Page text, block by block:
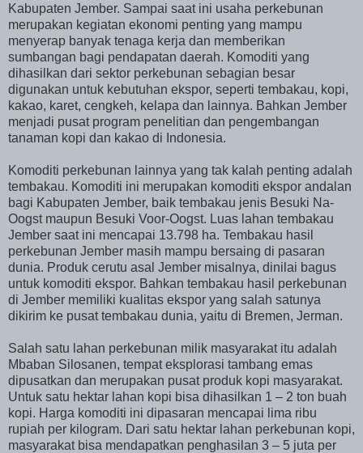
Kabupaten Jember. Sampai saat ini usaha perkebunan
merupakan kegiatan ekonomi penting yang mampu
menyerap banyak tenaga kerja dan memberikan
sumbangan bagi pendapatan daerah. Komoditi yang
dihasilkan dari sektor perkebunan sebagian besar
digunakan untuk kebutuhan ekspor, seperti tembakau, kopi,
kakao, karet, cengkeh, kelapa dan lainnya. Bahkan Jember
menjadi pusat program penelitian dan pengembangan
tanaman kopi dan kakao di Indonesia.
Komoditi perkebunan lainnya yang tak kalah penting adalah
tembakau. Komoditi ini merupakan komoditi ekspor andalan
bagi Kabupaten Jember, baik tembakau jenis Besuki Na-
Oogst maupun Besuki Voor-Oogst. Luas lahan tembakau
Jember saat ini mencapai 13.798 ha. Tembakau hasil
perkebunan Jember masih mampu bersaing di pasaran
dunia. Produk cerutu asal Jember misalnya, dinilai bagus
untuk komoditi ekspor. Bahkan tembakau hasil perkebunan
di Jember memiliki kualitas ekspor yang salah satunya
dikirim ke pusat tembakau dunia, yaitu di Bremen, Jerman.
Salah satu lahan perkebunan milik masyarakat itu adalah
Mbaban Silosanen, tempat eksplorasi tambang emas
dipusatkan dan merupakan pusat produk kopi masyarakat.
Untuk satu hektar lahan kopi bisa dihasilkan 1 – 2 ton buah
kopi. Harga komoditi ini dipasaran mencapai lima ribu
rupiah per kilogram. Dari satu hektar lahan perkebunan kopi,
masyarakat bisa mendapatkan penghasilan 3 – 5 juta per